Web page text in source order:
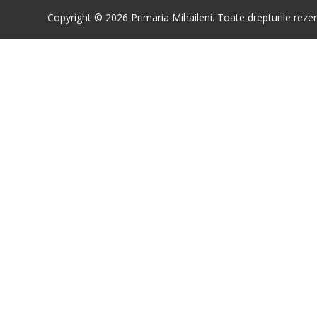
Copyright © 2026 Primaria Mihaileni. Toate drepturile